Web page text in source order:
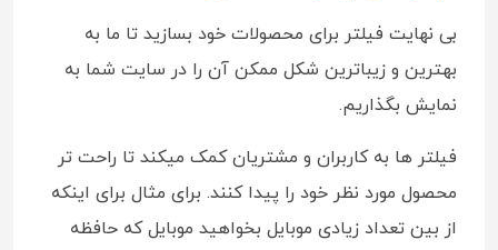
بی نهایت فیلتر برای محصولات خود بسازید تا ما به
بهترین و زیباترین شکل ممکن آن را در سایت شما به
نمایش بگذاریم.
فیلتر ها به کاربران و مشتریان کمک میکند تا راحت تر
محصول مورد نظر خود را پیدا کنند. برای مثال برای اینکه
از بین تعداد زیادی موبایل بخواهید موبایل که حافظه